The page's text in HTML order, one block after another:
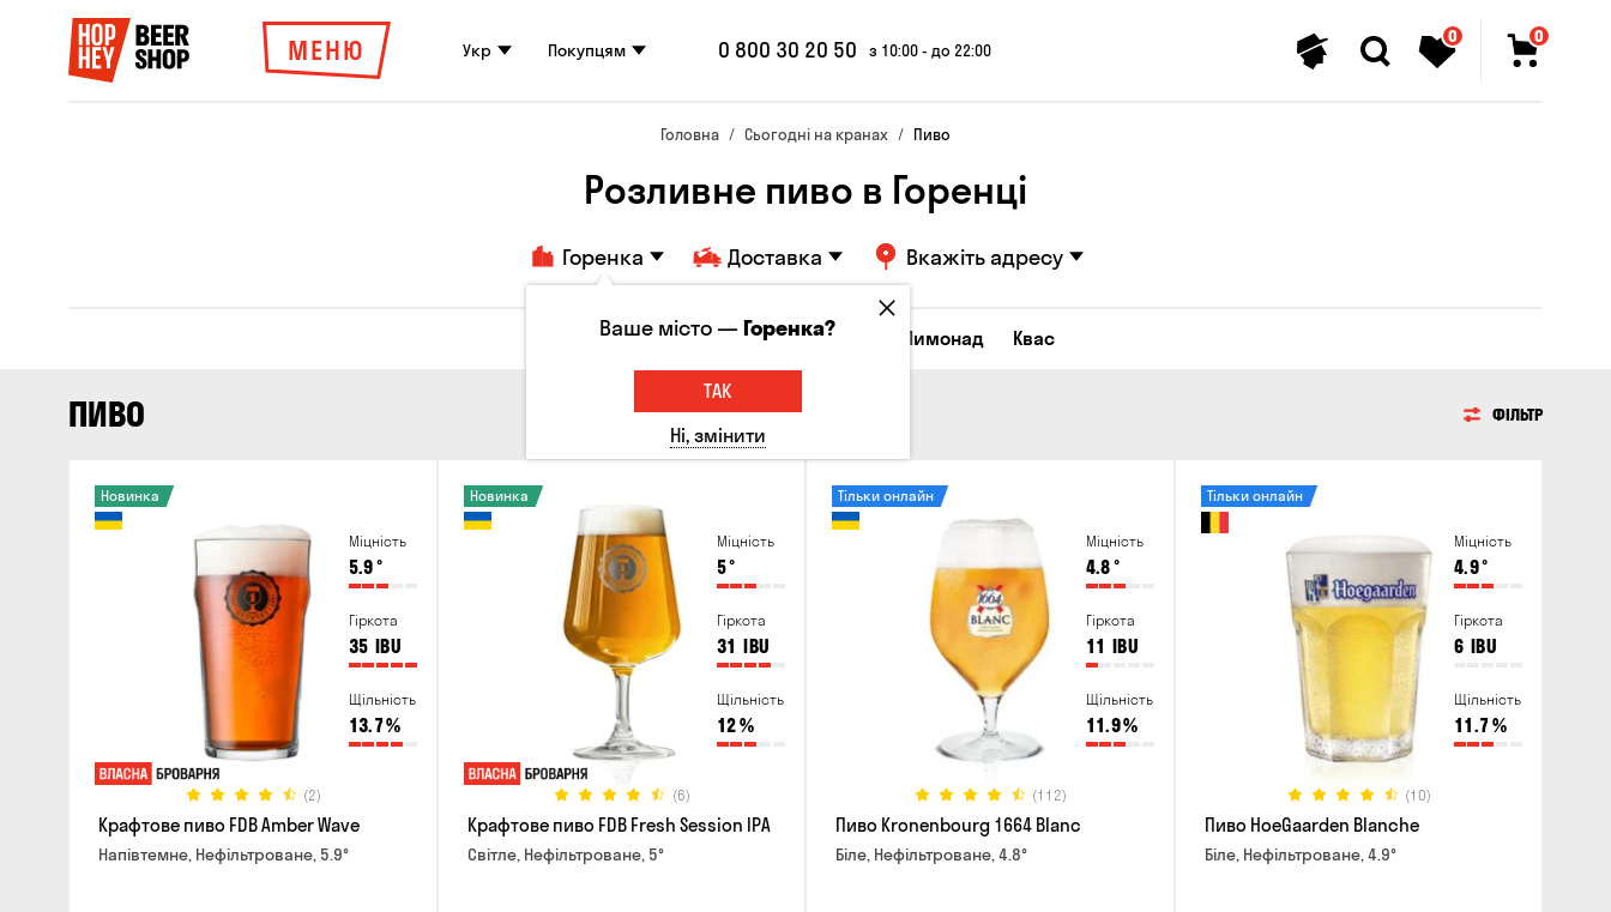
МЕНЮ Укр Покупцям 0 800 30 20 50 з 10:00 - до 22:00
0 0
Головна Сьогодні на кранах Пиво
Розливне пиво в Горенці
Горенка Доставка Вкажіть адресу
Всі товари Пиво Сидр Вино Лимонад Квас
ПИВО ФІЛЬТР
Міцність
5.9°
Гіркота
35 IBU
Щільність
13.7%
(2)
Новинка
Крафтове пиво FDB Amber Wave
Напівтемне, Нефільтроване, 5.9°
Міцність
5°
Гіркота
31 IBU
Щільність
12%
(6)
Новинка
Крафтове пиво FDB Fresh Session IPA
Світле, Нефільтроване, 5°
Міцність
4.8°
Гіркота
11 IBU
Щільність
11.9%
(112)
Тільки онлайн
Пиво Kronenbourg 1664 Blanc
Біле, Нефільтроване, 4.8°
Міцність
4.9°
Гіркота
6 IBU
Щільність
11.7%
(10)
Тільки онлайн
Пиво HoeGaarden Blanche
Біле, Нефільтроване, 4.9°
Ваше місто —Горенка?
ТАК
Ні, змінити